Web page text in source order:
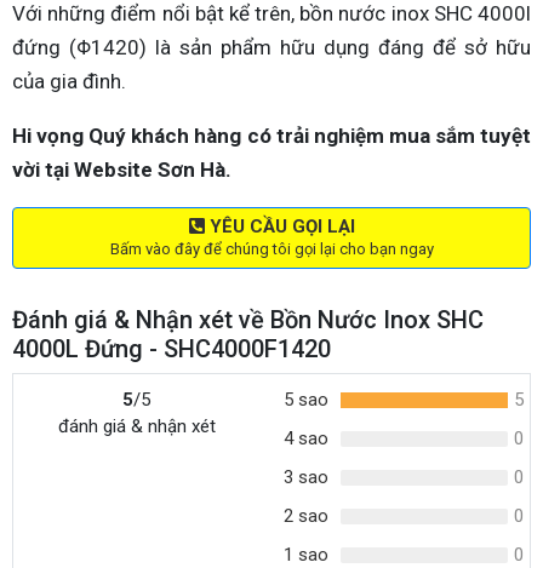
Với những điểm nổi bật kể trên, bồn nước inox SHC 4000l
đứng (Φ1420) là sản phẩm hữu dụng đáng để sở hữu
của gia đình.
Hi vọng Quý khách hàng có trải nghiệm mua sắm tuyệt
vời tại Website Sơn Hà.
YÊU CẦU GỌI LẠI
Bấm vào đây để chúng tôi gọi lại cho bạn ngay
Đánh giá & Nhận xét về Bồn Nước Inox SHC
4000L Đứng - SHC4000F1420
5/5
đánh giá & nhận xét
5 sao
5
4 sao
0
3 sao
0
2 sao
0
1 sao
0